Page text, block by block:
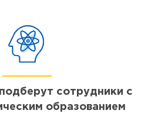
сотрудники с
образованием